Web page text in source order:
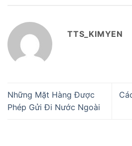
TTS_KIMYEN
Những Mặt Hàng Được
Phép Gửi Đi Nước Ngoài